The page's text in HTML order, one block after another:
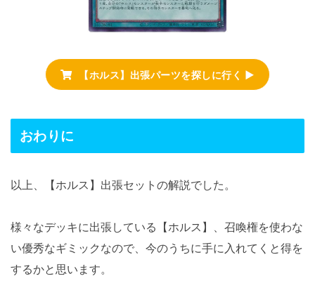
【ホルス】出張パーツを探しに行く ▶
おわりに
以上、【ホルス】出張セットの解説でした。
様々なデッキに出張している【ホルス】、召喚権を使わな
い優秀なギミックなので、今のうちに手に入れてくと得を
するかと思います。